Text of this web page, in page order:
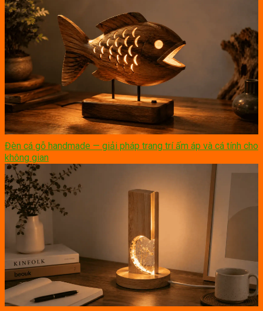
Đèn cá gỗ handmade — giải pháp trang trí ấm áp và cá tính cho
không gian